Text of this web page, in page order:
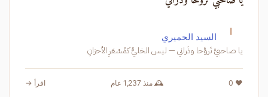
ا السيد الحميري
يا صاحبيَّ تَروَّحا وذَراني — ليس الخليُّ كمُسْعَرِ الأحزانِ
❤️ 0 🕰️ منذ 1,237 عام اقرأ →